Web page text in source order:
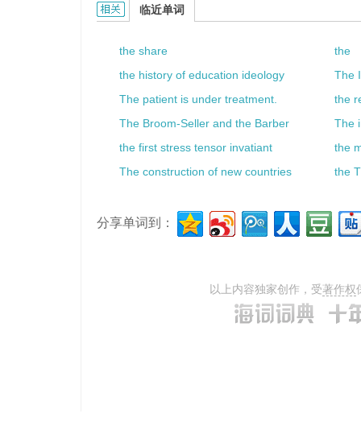
the Olympic flag的相关资料：
临近单词
the share
the
the history of education ideology
The
The patient is under treatment.
the
The Broom-Seller and the Barber
The
the first stress tensor invatiant
the
The construction of new countries
the
分享单词到：
以上内容独家创作，受著作权